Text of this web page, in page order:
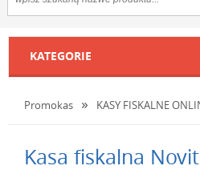
KATEGORIE
Promokas KASY FISKALNE
Kasa fiskalna